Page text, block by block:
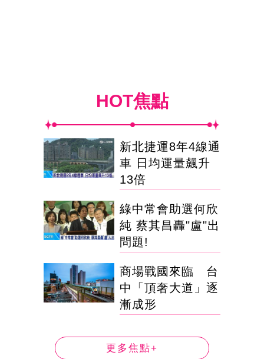
HOT焦點
新北捷運8年4線通
車 日均運量飆升
13倍
綠中常會助選何欣
純 蔡其昌轟"盧"出
問題!
商場戰國來臨 台
中「頂奢大道」逐
漸成形
更多焦點+